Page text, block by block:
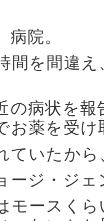
院。
間を間違
の病状を
お薬を受
ていたか
ージ・ジ
モースく